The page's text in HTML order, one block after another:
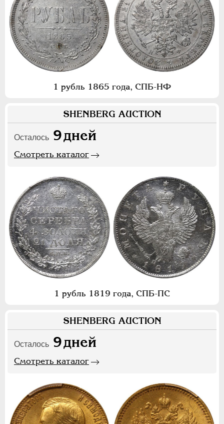
1 рубль 1865 года, СПБ-НФ
SHENBERG AUCTION
Осталось 9дней
Смотреть каталог
1 рубль 1819 года, СПБ-ПС
SHENBERG AUCTION
Осталось 9дней
Смотреть каталог